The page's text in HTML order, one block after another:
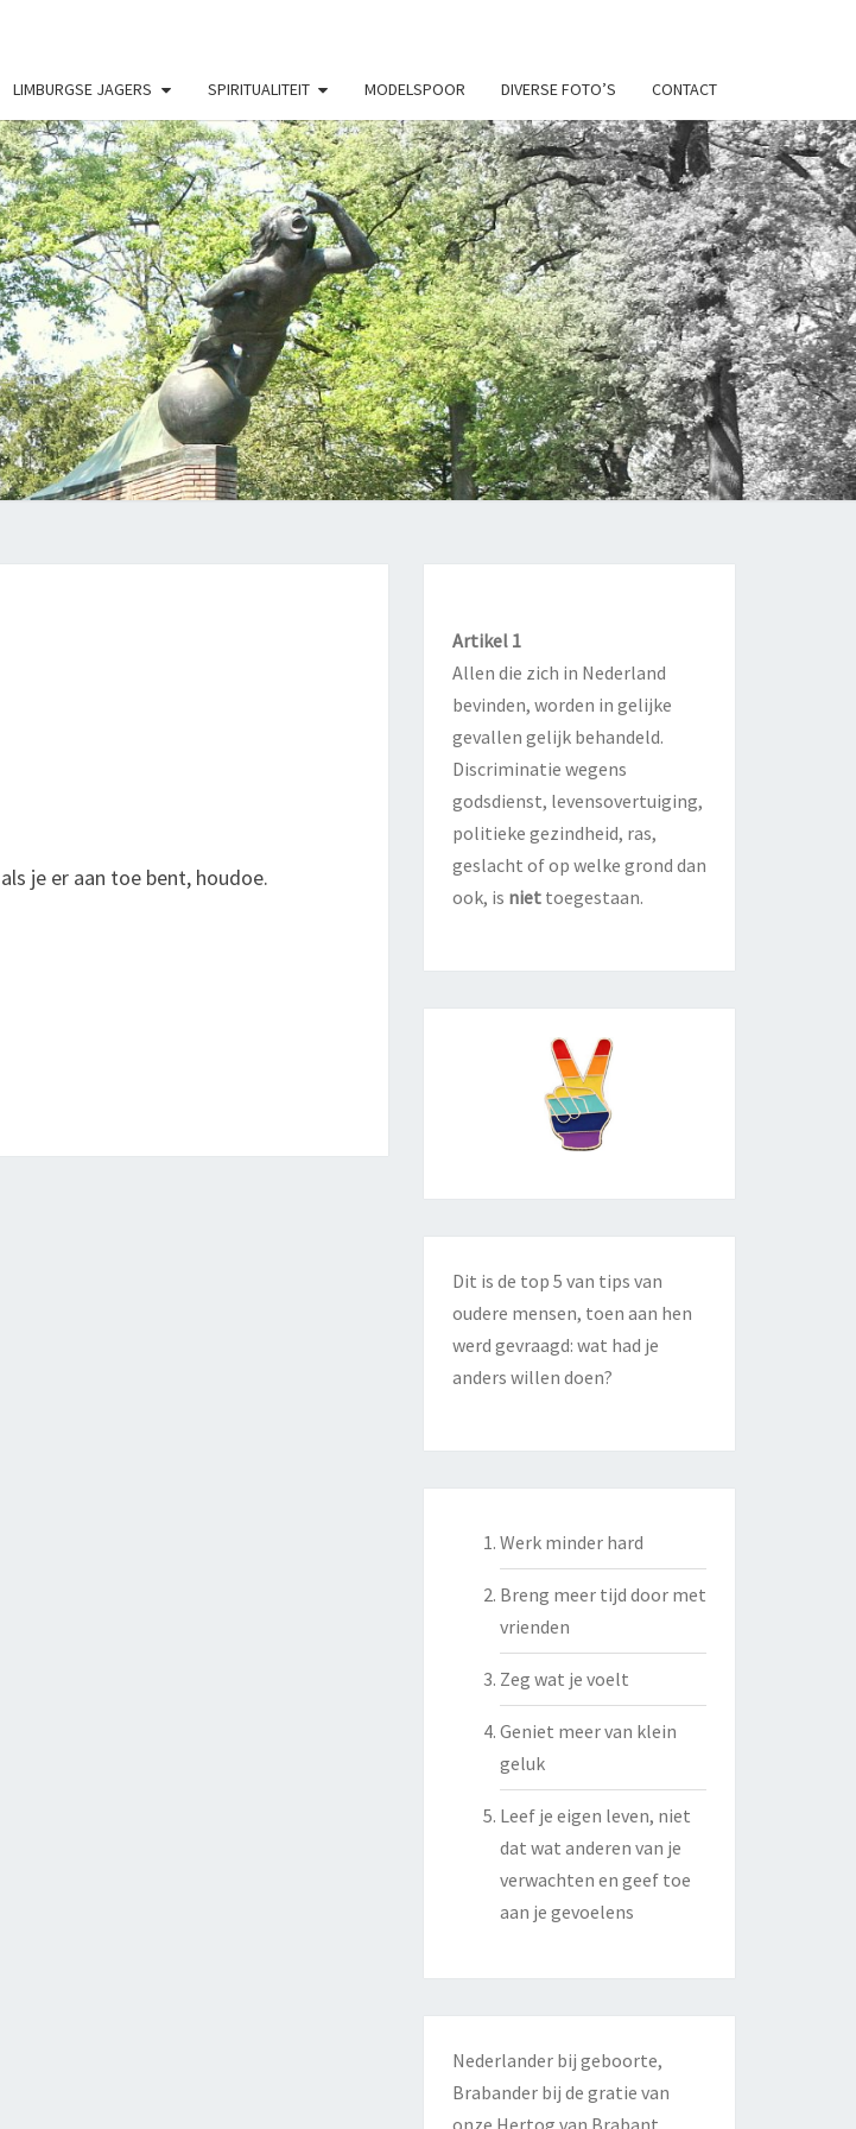
LIMBURGSE JAGERS SPIRITUALITEIT MODELSPOOR DIVERSE FOTO’S CONTACT
MIJN
HOBBY
je er aan toe bent, houdoe.
Artikel 1
Allen die zich in Nederland
bevinden, worden in gelijke
gevallen gelijk behandeld.
Discriminatie wegens
godsdienst, levensovertuiging,
politieke gezindheid, ras,
geslacht of op welke grond dan
ook, is niettoegestaan.
Dit is de top 5 van tips van
oudere mensen, toen aan hen
werd gevraagd: wat had je
anders willen doen?
Werk minder hard
Breng meer tijd door met
vrienden
Zeg wat je voelt
Geniet meer van klein
geluk
Leef je eigen leven, niet
dat wat anderen van je
verwachten en geef toe
aan je gevoelens
Nederlander bij geboorte,
Brabander bij de gratie van
onze Hertog van Brabant.